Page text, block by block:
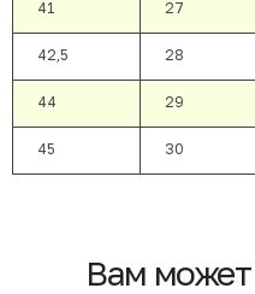
41 27
42,5 28
44 29
45 30
Вам может